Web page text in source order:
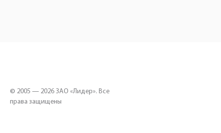
© 2005 — 2026 ЗАО «Лидер». Все
права защищены